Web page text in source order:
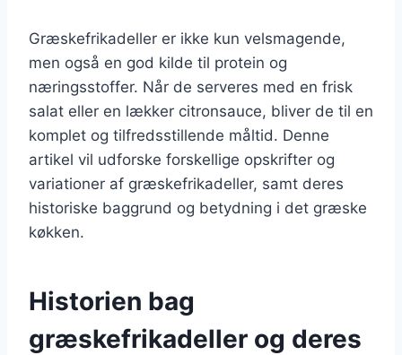
Græskefrikadeller er ikke kun velsmagende,
men også en god kilde til protein og
næringsstoffer. Når de serveres med en frisk
salat eller en lækker citronsauce, bliver de til en
komplet og tilfredsstillende måltid. Denne
artikel vil udforske forskellige opskrifter og
variationer af græskefrikadeller, samt deres
historiske baggrund og betydning i det græske
køkken.
Historien bag
græskefrikadeller og deres